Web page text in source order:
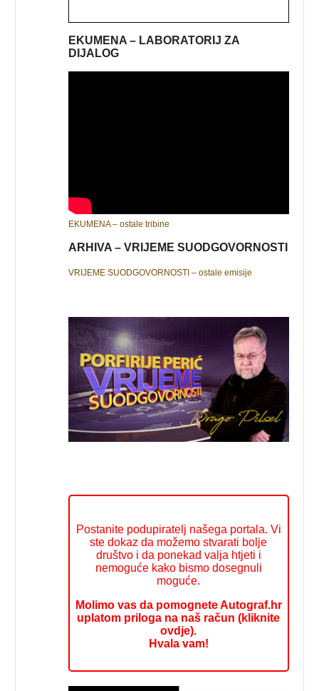
EKUMENA – LABORATORIJ ZA
DIJALOG
EKUMENA – ostale tribine
ARHIVA – VRIJEME SUODGOVORNOSTI
VRIJEME SUODGOVORNOSTI – ostale emisije
Postanite podupiratelj našega portala. Vi
ste dokaz da možemo stvarati bolje
društvo i da ponekad valja htjeti i
nemoguće kako bismo dosegnuli
moguće.
Molimo vas da pomognete Autograf.hr
uplatom priloga na naš račun (kliknite
ovdje).
Hvala vam!